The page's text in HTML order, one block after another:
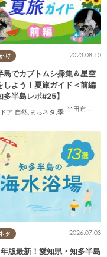
,半田市,常滑市,美浜町
け
半田市武豊
2023.08.10
島でカブトムシ採集＆星空
しよう！夏旅ガイド＜前編
多半島レポ#25】
ア,自然, まちネタ ,季節ネタ , 親子
タ 2026.07.03
版最新！愛知県・知多半島